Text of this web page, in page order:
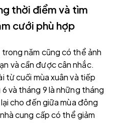
thời điểm và tìm
cưới phù hợp
năm cũng có thể ảnh
và cần được cân nhắc.
từ cuối mùa xuân và tiếp
và tháng 9 là những tháng
cho đến giữa mùa đông
cung cấp có thể giảm